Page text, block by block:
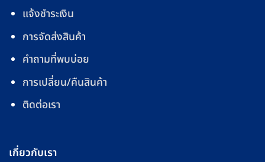
แจ้งชำระเงิน
การจัดส่งสินค้า
คำถามที่พบบ่อย
การเปลี่ยน/คืนสินค้า
ติดต่อเรา
เกี่ยวกับเรา